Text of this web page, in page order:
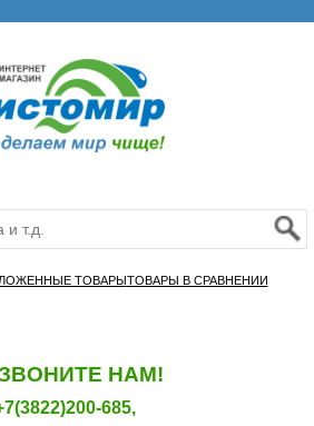
ТОВАРЫТОВАРЫ В СРАВНЕНИИ
НАМ!
685,